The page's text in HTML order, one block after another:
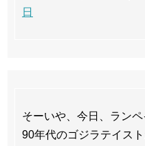
日
そーいや、今日、ラン
90年代のゴジラテイス